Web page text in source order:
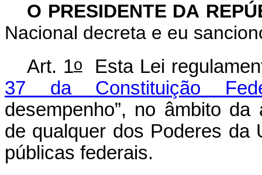
O PRESIDENTE DA
Nacional decreta e eu
Art. 1oEsta Lei
37 da Constituição
desempenho”, no âmbito
de qualquer dos Poderes da
públicas federais.